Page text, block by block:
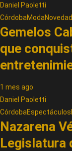
Daniel Paoletti
CórdobaModa
Gemelos
que
1 mes ago
Daniel Paoletti
CórdobaEspectáculos
Nazarena
Legislatura